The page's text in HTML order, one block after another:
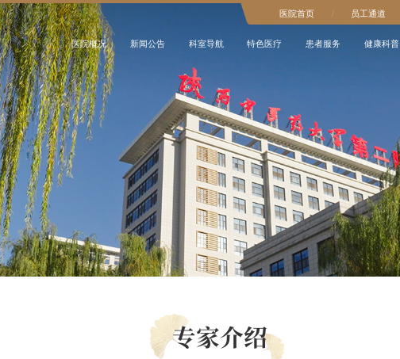
医院首页 / 员工通道
医院概况 新闻公告 科室导航 特色医疗 患者服务 健康科普
专家介绍